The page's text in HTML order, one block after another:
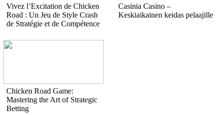
Vivez l’Excitation de Chicken
Road : Un Jeu de Style Crash
de Stratégie et de Compétence
Casinia Casino –
Keskiaikainen keidas pelaajille
Chicken Road Game:
Mastering the Art of Strategic
Betting